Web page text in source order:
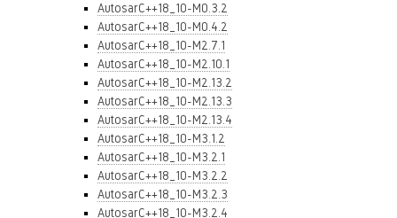
AutosarC++18_10-M0.3.2
AutosarC++18_10-M0.4.2
AutosarC++18_10-M2.7.1
AutosarC++18_10-M2.10.1
AutosarC++18_10-M2.13.2
AutosarC++18_10-M2.13.3
AutosarC++18_10-M2.13.4
AutosarC++18_10-M3.1.2
AutosarC++18_10-M3.2.1
AutosarC++18_10-M3.2.2
AutosarC++18_10-M3.2.3
AutosarC++18_10-M3.2.4